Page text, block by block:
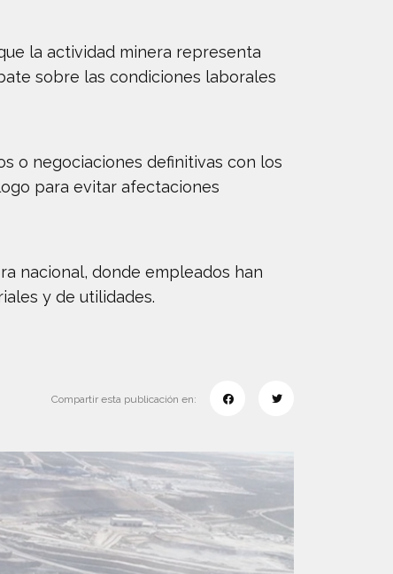
la actividad minera representa
sobre las condiciones laborales
o negociaciones definitivas con los
para evitar afectaciones
nacional, donde empleados han
y de utilidades.
Compartir esta publicación en: